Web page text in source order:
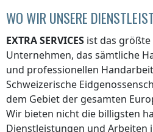
WO WIR UNSERE
EXTRA SERVICES ist das
Unternehmen, das sämtliche
und professionellen
Schweizerische
dem Gebiet der gesamten
Wir bieten nicht die billigsten
Dienstleistungen und Arbeiten